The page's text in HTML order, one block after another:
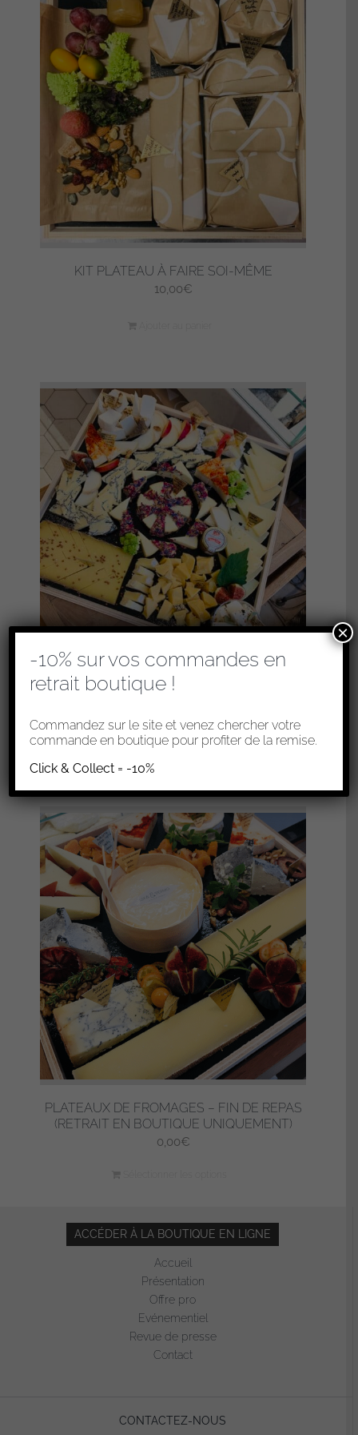
KIT PLATEAU À FAIRE SOI-MÊME
10,00€
PLATEAUX DE FROMAGES – COCKTAIL
(RETRAIT EN BOUTIQUE UNIQUEMENT)
0,00
Sélectionner les options
PLATEAUX DE FROMAGES – FIN DE REPAS
(RETRAIT EN BOUTIQUE UNIQUEMENT)
0,00€
ACCÉDER À LA BOUTIQUE EN LIGNE
Accueil
Présentation
Offre pro
Evénementiel
Revue de presse
Contact
CONTACTEZ-NOUS
-10% sur vos commandes en
retrait boutique !
Commandez sur le site et venez chercher votre
commande en boutique pour profiter de la remise.
Click & Collect = -10%
×